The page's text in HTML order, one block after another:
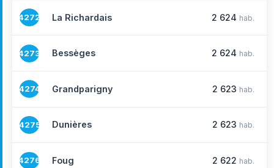
4272 La Richardais 2 624 hab.
4273 Bessèges 2 624 hab.
4274 Grandparigny 2 623 hab.
4275 Dunières 2 623 hab.
4276 Foug 2 622 hab.